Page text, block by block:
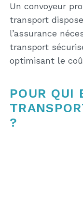
Un convoyeur
transport
l’assurance
transport
optimisant le
POUR QUI
?